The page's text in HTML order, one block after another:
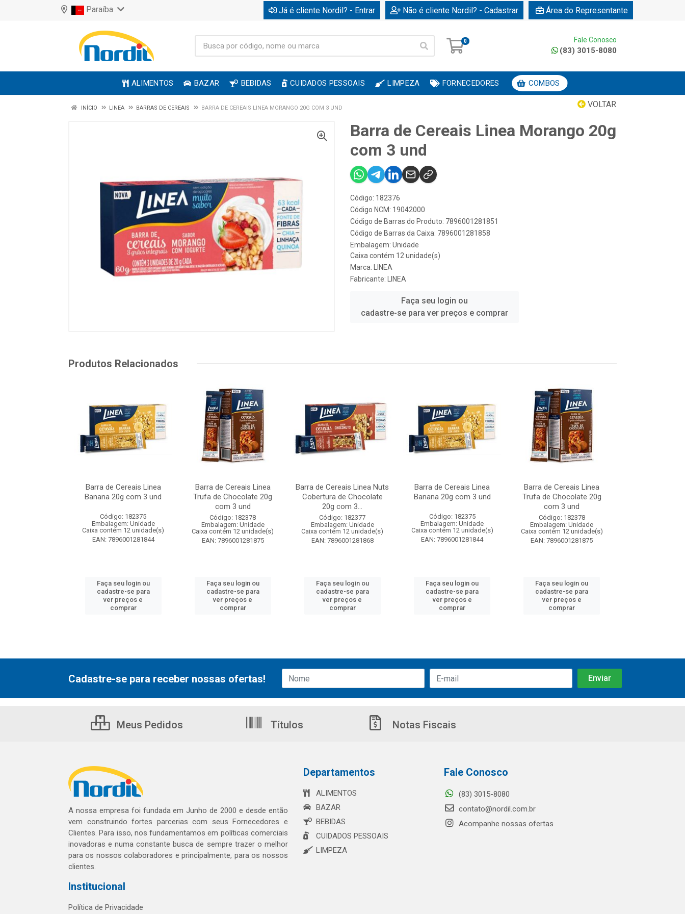
Paraíba Já é cliente Nordil? - Entrar Não é cliente Nordil? - Cadastrar Área do Representante
0 Fale Conosco
(83) 3015-8080
ALIMENTOS BAZAR BEBIDAS CUIDADOS PESSOAIS LIMPEZA FORNECEDORES COMBOS
VOLTAR
INÍCIO LINEA BARRAS DE CEREAIS BARRA DE CEREAIS LINEA MORANGO 20G COM 3 UND
Barra de Cereais Linea Morango 20g
com 3 und
Código: 182376
Código NCM: 19042000
Código de Barras do Produto: 7896001281851
Código de Barras da Caixa: 7896001281858
Embalagem: Unidade
Caixa contém 12 unidade(s)
Marca:
LINEA
Fabricante:
LINEA
Faça seu login ou
cadastre-se para ver preços e comprar
Produtos Relacionados
Barra de Cereais Linea
Banana 20g com 3 und
Código: 182375
Embalagem: Unidade
Caixa contém 12 unidade(s)
EAN: 7896001281844
Faça seu login ou
cadastre-se para
ver preços e
comprar
Barra de Cereais Linea
Trufa de Chocolate 20g
com 3 und
Código: 182378
Embalagem: Unidade
Caixa contém 12 unidade(s)
EAN: 7896001281875
Faça seu login ou
cadastre-se para
ver preços e
comprar
Barra de Cereais Linea Nuts
Cobertura de Chocolate
20g com 3...
Código: 182377
Embalagem: Unidade
Caixa contém 12 unidade(s)
EAN: 7896001281868
Faça seu login ou
cadastre-se para
ver preços e
comprar
Barra de Cereais Linea
Banana 20g com 3 und
Código: 182375
Embalagem: Unidade
Caixa contém 12 unidade(s)
EAN: 7896001281844
Faça seu login ou
cadastre-se para
ver preços e
comprar
Barra de Cereais Linea
Trufa de Chocolate 20g
com 3 und
Código: 182378
Embalagem: Unidade
Caixa contém 12 unidade(s)
EAN: 7896001281875
Faça seu login ou
cadastre-se para
ver preços e
comprar
Cadastre-se para receber nossas ofertas!
Meus Pedidos Títulos Notas Fiscais
A nossa empresa foi fundada em Junho de 2000 e desde então
vem construindo fortes parcerias com seus Fornecedores e
Clientes. Para isso, nos fundamentamos em políticas comerciais
inovadoras e numa constante busca de sempre trazer o melhor
para os nossos colaboradores e principalmente, para os nossos
clientes.
Institucional
Política de Privacidade
Departamentos
ALIMENTOS
BAZAR
BEBIDAS
CUIDADOS PESSOAIS
LIMPEZA
Fale Conosco
(83) 3015-8080
contato@nordil.com.br
Acompanhe nossas ofertas